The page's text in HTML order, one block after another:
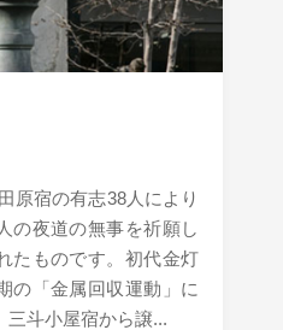
原宿の有志38人により
の夜道の無事を祈願し
たものです。初代金灯
の「金属回収運動」に
三斗小屋宿から譲...